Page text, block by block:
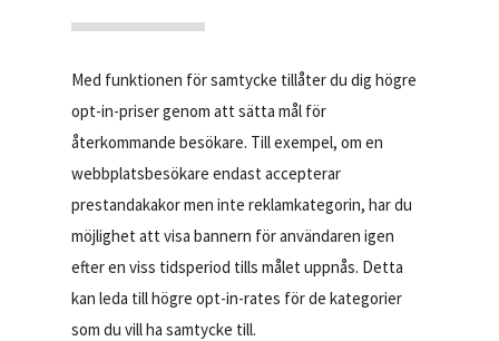
Med funktionen för samtycke tillåter du dig högre
opt-in-priser genom att sätta mål för
återkommande besökare. Till exempel, om en
webbplatsbesökare endast accepterar
prestandakakor men inte reklamkategorin, har du
möjlighet att visa bannern för användaren igen
efter en viss tidsperiod tills målet uppnås. Detta
kan leda till högre opt-in-rates för de kategorier
som du vill ha samtycke till.